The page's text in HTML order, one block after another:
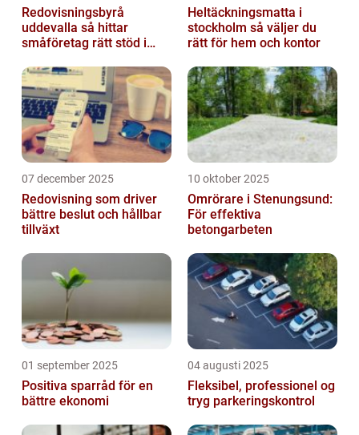
Redovisningsbyrå
uddevalla så hittar
småföretag rätt stöd i
Heltäckningsmatta i
stockholm så väljer du
rätt för hem och kontor
07 december 2025
Redovisning som driver
bättre beslut och hållbar
tillväxt
10 oktober 2025
Omrörare i Stenungsund:
För effektiva
betongarbeten
01 september 2025
Positiva sparråd för en
bättre ekonomi
04 augusti 2025
Fleksibel, professionel og
tryg parkeringskontrol